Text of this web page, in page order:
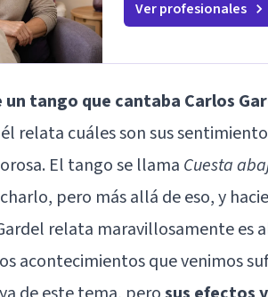
Ver profesionales
un tango que cantaba Carlos
relata cuáles son sus
El tango se llama Cuesta
pero más allá de eso, y
relata maravillosamente es
acontecimientos que venimos